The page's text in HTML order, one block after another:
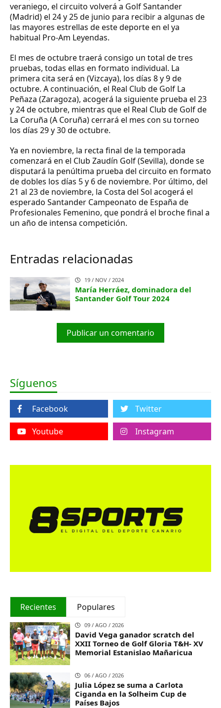
veraniego, el circuito volverá a Golf Santander
(Madrid) el 24 y 25 de junio para recibir a algunas de
las mayores estrellas de este deporte en el ya
habitual Pro-Am Leyendas.
El mes de octubre traerá consigo un total de tres
pruebas, todas ellas en formato individual. La
primera cita será en (Vizcaya), los días 8 y 9 de
octubre. A continuación, el Real Club de Golf La
Peñaza (Zaragoza), acogerá la siguiente prueba el 23
y 24 de octubre, mientras que el Real Club de Golf de
La Coruña (A Coruña) cerrará el mes con su torneo
los días 29 y 30 de octubre.
Ya en noviembre, la recta final de la temporada
comenzará en el Club Zaudín Golf (Sevilla), donde se
disputará la penúltima prueba del circuito en formato
de dobles los días 5 y 6 de noviembre. Por último, del
21 al 23 de noviembre, la Costa del Sol acogerá el
esperado Santander Campeonato de España de
Profesionales Femenino, que pondrá el broche final a
un año de intensa competición.
Entradas relacionadas
19 / NOV / 2024
María Herráez, dominadora del
Santander Golf Tour 2024
Publicar un comentario
Síguenos
Facebook Twitter
Youtube Instagram
Recientes Populares
09 / AGO / 2026
David Vega ganador scratch del
XXII Torneo de Golf Gloria T&H- XV
Memorial Estanislao Mañaricua
06 / AGO / 2026
Julia López se suma a Carlota
Ciganda en la Solheim Cup de
Países Bajos